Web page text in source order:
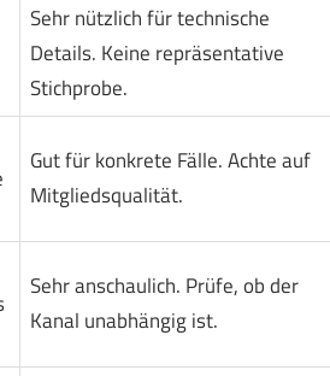
Sehr nützlich für technische
Details. Keine repräsentative
Stichprobe.
Gut für konkrete Fälle. Achte auf
Mitgliedsqualität.
Sehr anschaulich. Prüfe, ob der
Kanal unabhängig ist.